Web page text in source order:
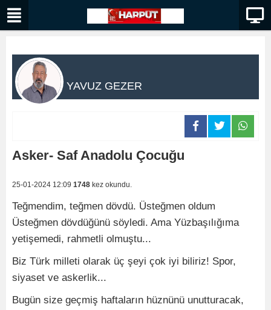
YAVUZ GEZER
Asker- Saf Anadolu Çocuğu
25-01-2024 12:09 1748 kez okundu.
Teğmendim, teğmen dövdü. Üsteğmen oldum
Üsteğmen dövdüğünü söyledi. Ama Yüzbaşılığıma
yetişemedi, rahmetli olmuştu...
Biz Türk milleti olarak üç şeyi çok iyi biliriz! Spor,
siyaset ve askerlik...
Bugün size geçmiş haftaların hüznünü unutturacak,